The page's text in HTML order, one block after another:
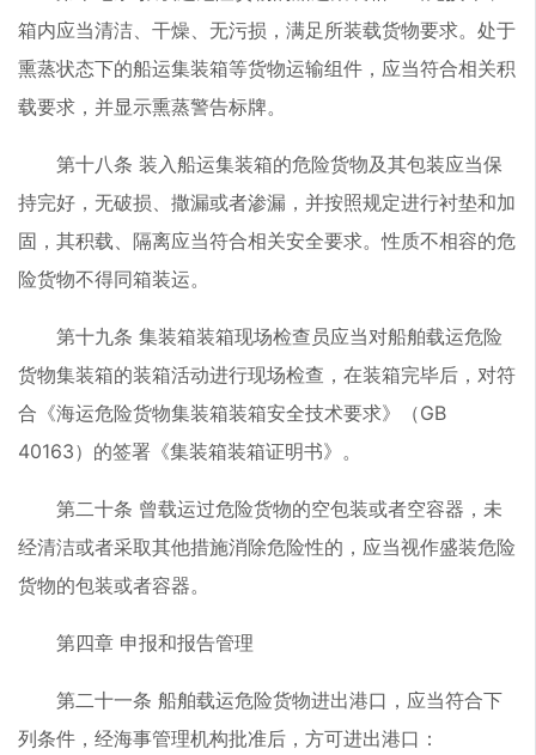
箱内应当清洁、干燥、无污损，满足所装载货物要求。处于
熏蒸状态下的船运集装箱等货物运输组件，应当符合相关积
载要求，并显示熏蒸警告标牌。
第十八条 装入船运集装箱的危险货物及其包装应当保
持完好，无破损、撒漏或者渗漏，并按照规定进行衬垫和加
固，其积载、隔离应当符合相关安全要求。性质不相容的危
险货物不得同箱装运。
第十九条 集装箱装箱现场检查员应当对船舶载运危险
货物集装箱的装箱活动进行现场检查，在装箱完毕后，对符
合《海运危险货物集装箱装箱安全技术要求》（GB
40163）的签署《集装箱装箱证明书》。
第二十条 曾载运过危险货物的空包装或者空容器，未
经清洁或者采取其他措施消除危险性的，应当视作盛装危险
货物的包装或者容器。
第四章 申报和报告管理
第二十一条 船舶载运危险货物进出港口，应当符合下
列条件，经海事管理机构批准后，方可进出港口：